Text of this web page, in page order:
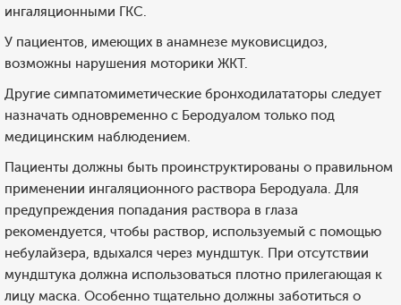
ингаляционными ГКС.
У пациентов, имеющих в анамнезе муковисцидоз,
возможны нарушения моторики ЖКТ.
Другие симпатомиметические бронходилататоры следует
назначать одновременно с Беродуалом только под
медицинским наблюдением.
Пациенты должны быть проинструктированы о правильном
применении ингаляционного раствора Беродуала. Для
предупреждения попадания раствора в глаза
рекомендуется, чтобы раствор, используемый с помощью
небулайзера, вдыхался через мундштук. При отсутствии
мундштука должна использоваться плотно прилегающая к
лицу маска. Особенно тщательно должны заботиться о